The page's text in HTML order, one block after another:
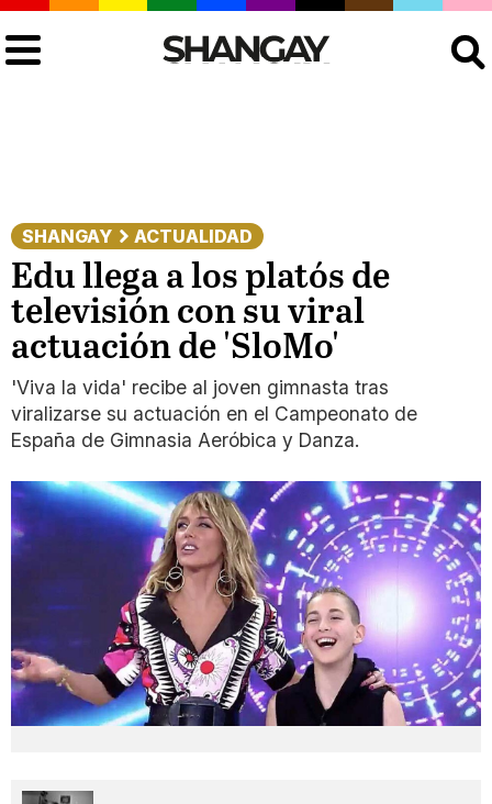
SHANGAY ACTUALIDAD
Edu llega a los platós de
televisión con su viral
actuación de 'SloMo'
'Viva la vida' recibe al joven gimnasta tras
viralizarse su actuación en el Campeonato de
España de Gimnasia Aeróbica y Danza.